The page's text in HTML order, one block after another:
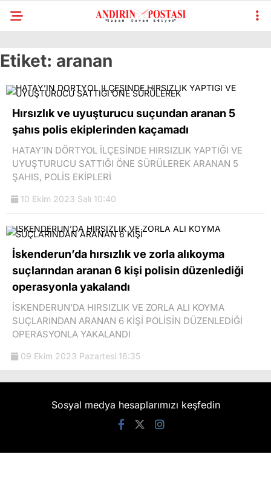
Etiket: aranan
Hırsızlık ve uyuşturucu suçundan aranan 5
şahıs polis ekiplerinden kaçamadı
HATAY’IN DÖRTYOL İLÇESİNDE HIRSIZLIK YAPTIĞI VE
UYUŞTURUCU SATTIĞI ÖNE SÜRÜLEREK ARANAN 5
ŞAHIS, POLİS EKİPLERİ
10 Ekim 2023 Salı 10:40
İskenderun’da hırsızlık ve zorla alıkoyma
suçlarından aranan 6 kişi polisin düzenlediği
operasyonla yakalandı
İSKENDERUN’DA HIRSIZLIK VE ZORLA ALI KOYMA
SUÇLARINDAN ARANAN 6 KİŞİ POLİSİN DÜZENLEDİĞİ
OPERASYONLA YAKALANDI
09 Ekim 2023 Pazartesi 16:35
Sosyal medya hesaplarımızı keşfedin